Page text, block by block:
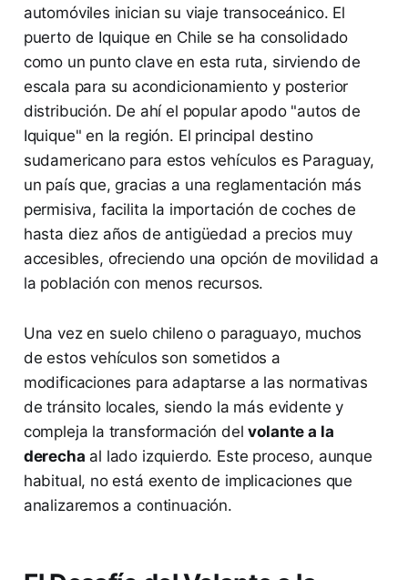
automóviles inician su viaje transoceánico. El
puerto de Iquique en Chile se ha consolidado
como un punto clave en esta ruta, sirviendo de
escala para su acondicionamiento y posterior
distribución. De ahí el popular apodo "autos de
Iquique" en la región. El principal destino
sudamericano para estos vehículos es Paraguay,
un país que, gracias a una reglamentación más
permisiva, facilita la importación de coches de
hasta diez años de antigüedad a precios muy
accesibles, ofreciendo una opción de movilidad a
la población con menos recursos.
Una vez en suelo chileno o paraguayo, muchos
de estos vehículos son sometidos a
modificaciones para adaptarse a las normativas
de tránsito locales, siendo la más evidente y
compleja la transformación delvolante a la
derecha al lado izquierdo. Este proceso, aunque
habitual, no está exento de implicaciones que
analizaremos a continuación.